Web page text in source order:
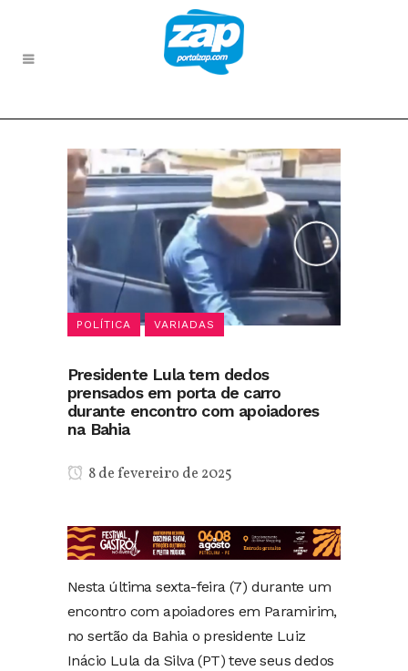
POLÍTICA VARIADAS
Presidente Lula tem dedos
prensados em porta de carro
durante encontro com apoiadores
na Bahia
8 de fevereiro de 2025
Nesta última sexta-feira (7) durante um
encontro com apoiadores em Paramirim,
no sertão da Bahia o presidente Luiz
Inácio Lula da Silva (PT) teve seus dedos